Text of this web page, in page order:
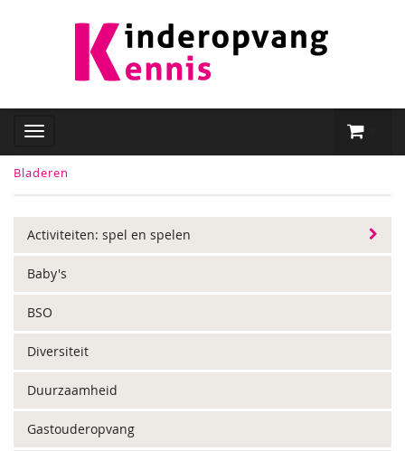
Bladeren
Activiteiten: spel en spelen
Baby's
BSO
Diversiteit
Duurzaamheid
Gastouderopvang